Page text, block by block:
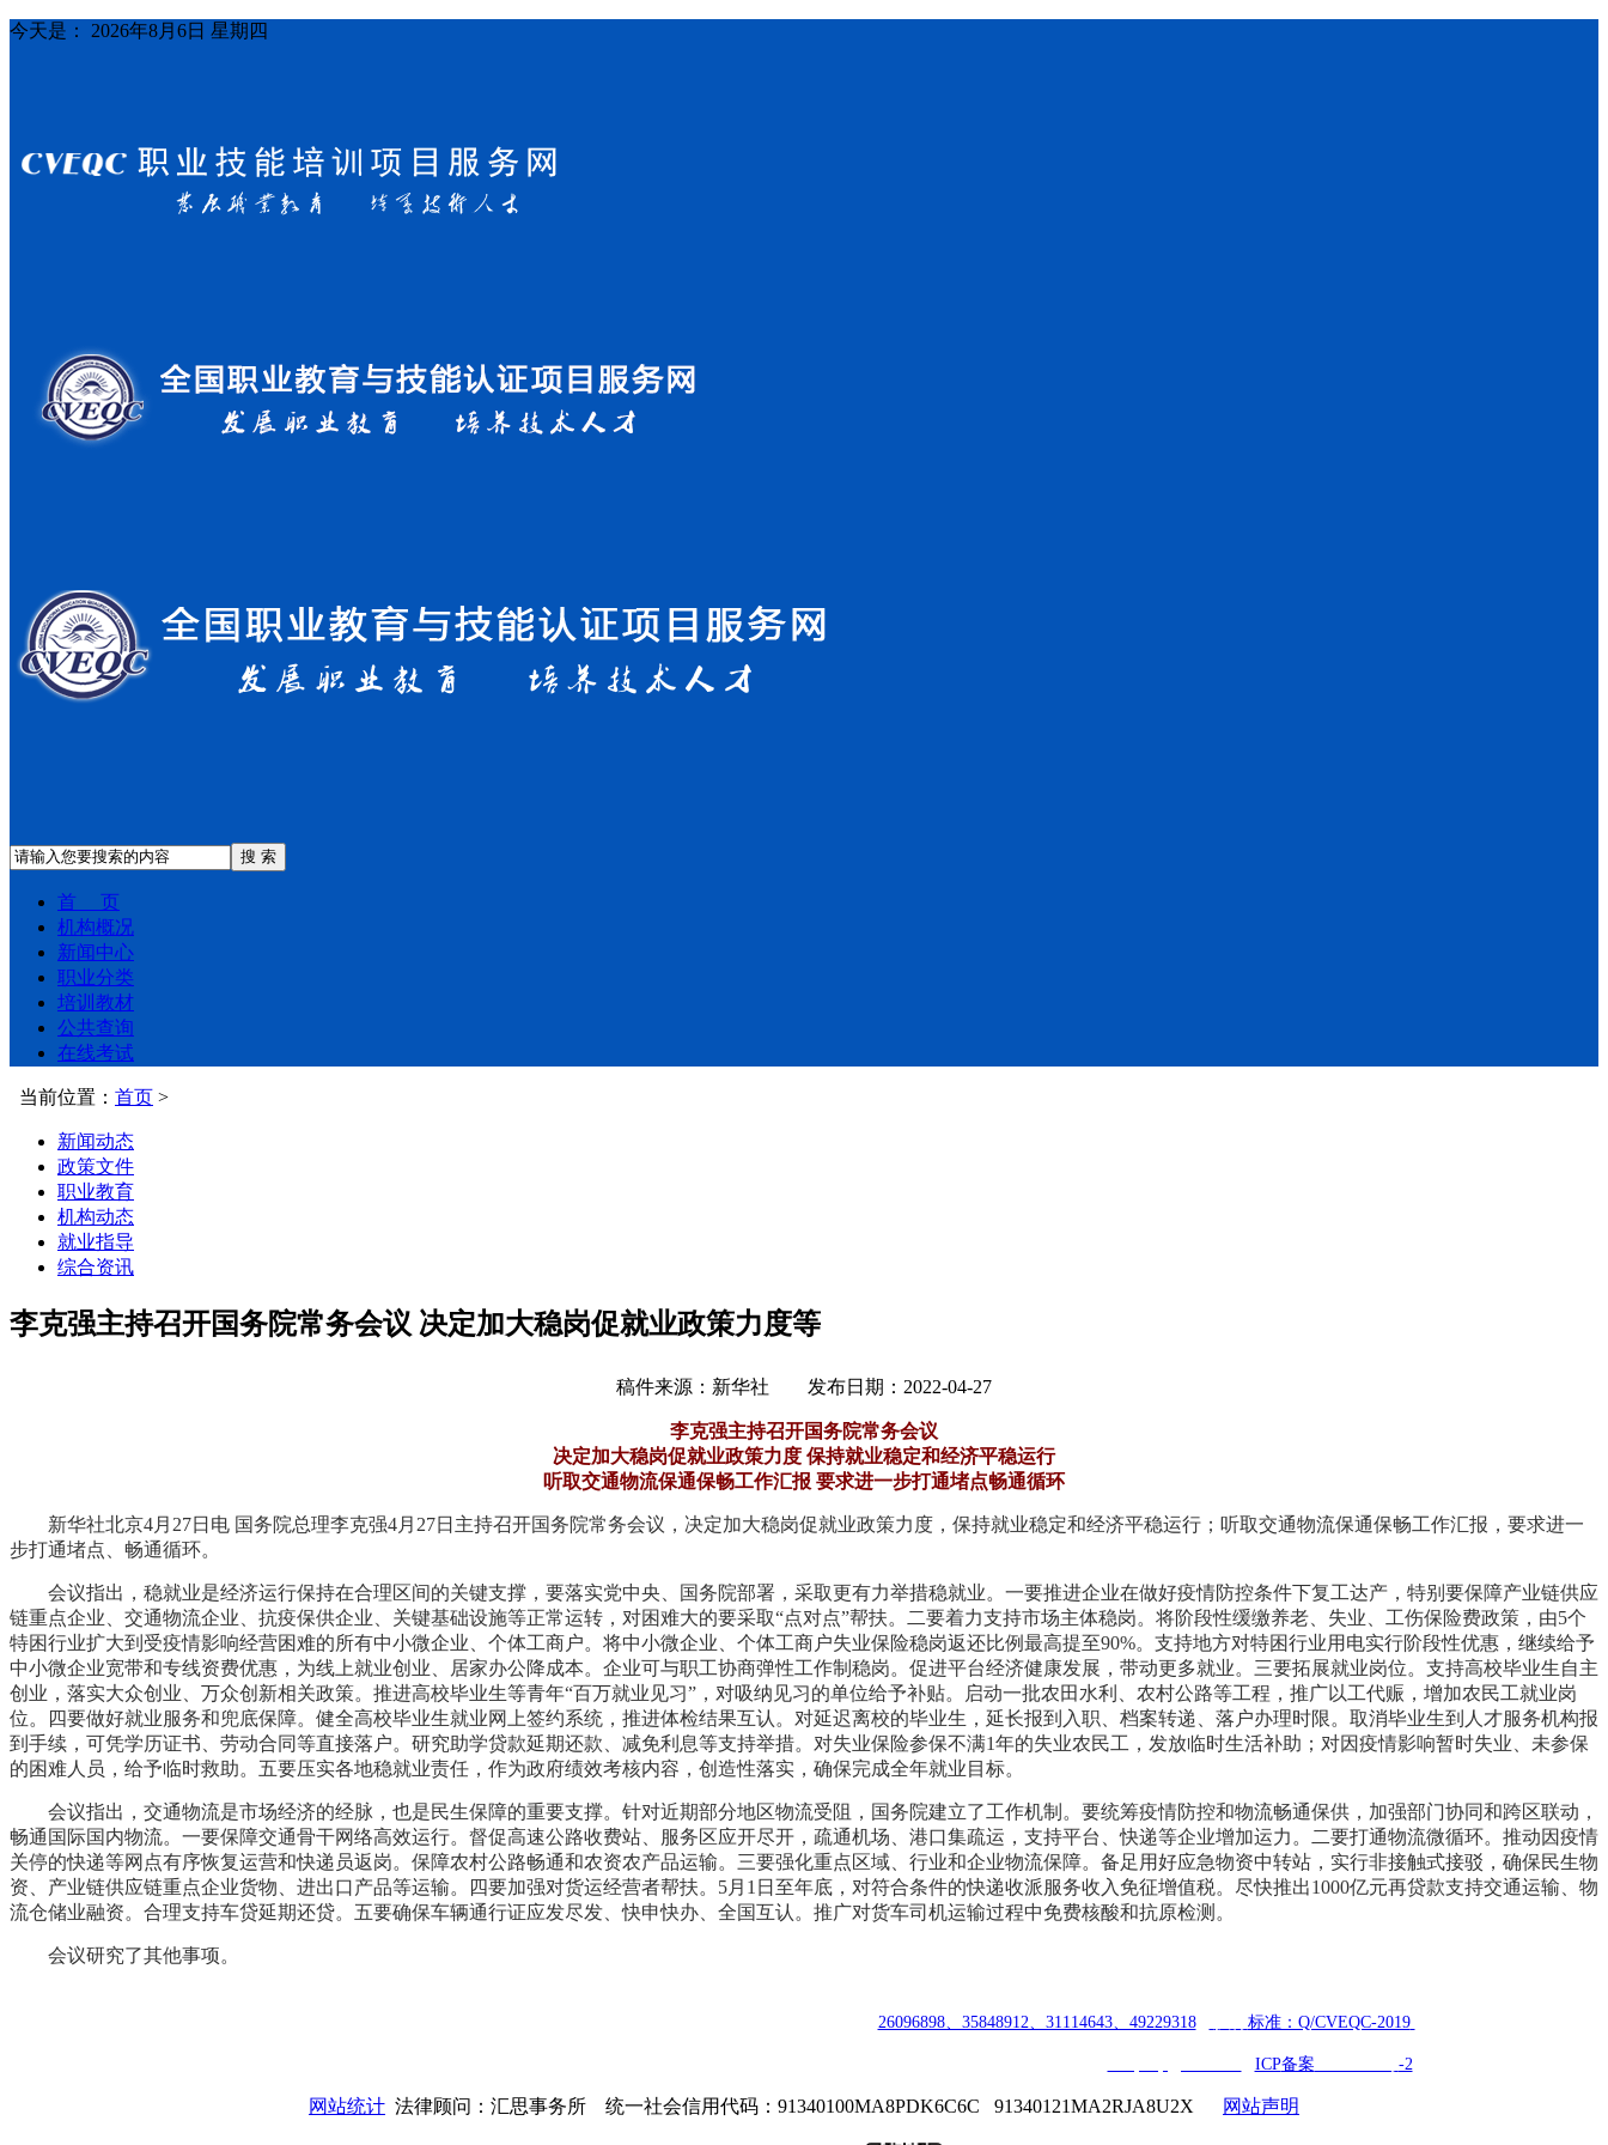
今天是： 2026年8月6日 星期四
搜 索
首 页
机构概况
新闻中心
职业分类
培训教材
公共查询
在线考试
当前位置： 首页 >
新闻动态
政策文件
职业教育
机构动态
就业指导
综合资讯
李克强主持召开国务院常务会议 决定加大稳岗促就业政策力度等
稿件来源：新华社 发布日期：2022-04-27
李克强主持召开国务院常务会议
决定加大稳岗促就业政策力度 保持就业稳定和经济平稳运行
听取交通物流保通保畅工作汇报 要求进一步打通堵点畅通循环
新华社北京4月27日电 国务院总理李克强4月27日主持召开国务院常务会议，决定加大稳岗促就业政策力度，保持就业稳定和经济平稳运行；听取交通物流保通保畅工作汇报，要求进一
步打通堵点、畅通循环。
会议指出，稳就业是经济运行保持在合理区间的关键支撑，要落实党中央、国务院部署，采取更有力举措稳就业。一要推进企业在做好疫情防控条件下复工达产，特别要保障产业链供应
链重点企业、交通物流企业、抗疫保供企业、关键基础设施等正常运转，对困难大的要采取“点对点”帮扶。二要着力支持市场主体稳岗。将阶段性缓缴养老、失业、工伤保险费政策，由5个
特困行业扩大到受疫情影响经营困难的所有中小微企业、个体工商户。将中小微企业、个体工商户失业保险稳岗返还比例最高提至90%。支持地方对特困行业用电实行阶段性优惠，继续给予
中小微企业宽带和专线资费优惠，为线上就业创业、居家办公降成本。企业可与职工协商弹性工作制稳岗。促进平台经济健康发展，带动更多就业。三要拓展就业岗位。支持高校毕业生自主
创业，落实大众创业、万众创新相关政策。推进高校毕业生等青年“百万就业见习”，对吸纳见习的单位给予补贴。启动一批农田水利、农村公路等工程，推广以工代赈，增加农民工就业岗
位。四要做好就业服务和兜底保障。健全高校毕业生就业网上签约系统，推进体检结果互认。对延迟离校的毕业生，延长报到入职、档案转递、落户办理时限。取消毕业生到人才服务机构报
到手续，可凭学历证书、劳动合同等直接落户。研究助学贷款延期还款、减免利息等支持举措。对失业保险参保不满1年的失业农民工，发放临时生活补助；对因疫情影响暂时失业、未参保
的困难人员，给予临时救助。五要压实各地稳就业责任，作为政府绩效考核内容，创造性落实，确保完成全年就业目标。
会议指出，交通物流是市场经济的经脉，也是民生保障的重要支撑。针对近期部分地区物流受阻，国务院建立了工作机制。要统筹疫情防控和物流畅通保供，加强部门协同和跨区联动，
畅通国际国内物流。一要保障交通骨干网络高效运行。督促高速公路收费站、服务区应开尽开，疏通机场、港口集疏运，支持平台、快递等企业增加运力。二要打通物流微循环。推动因疫情
关停的快递等网点有序恢复运营和快递员返岗。保障农村公路畅通和农资农产品运输。三要强化重点区域、行业和企业物流保障。备足用好应急物资中转站，实行非接触式接驳，确保民生物
资、产业链供应链重点企业货物、进出口产品等运输。四要加强对货运经营者帮扶。5月1日至年底，对符合条件的快递收派服务收入免征增值税。尽快推出1000亿元再贷款支持交通运输、物
流仓储业融资。合理支持车贷延期还贷。五要确保车辆通行证应发尽发、快申快办、全国互认。推广对货车司机运输过程中免费核酸和抗原检测。
会议研究了其他事项。
26096898、35848912、31114643、49229318| 标准：Q/CVEQC-2019
ICP备案 -2
网站统计 法律顾问：汇思事务所 统一社会信用代码：91340100MA8PDK6C6C 91340121MA2RJA8U2X 网站声明